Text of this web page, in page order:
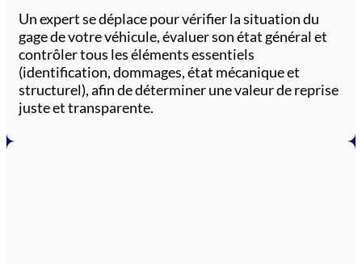
Un expert se déplace pour vérifier la situation du
gage de votre véhicule, évaluer son état général et
contrôler tous les éléments essentiels
(identification, dommages, état mécanique et
structurel), afin de déterminer une valeur de reprise
juste et transparente.